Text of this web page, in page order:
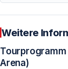
Ist
Blitzlicht und
Findet die
Weitere
Arena)